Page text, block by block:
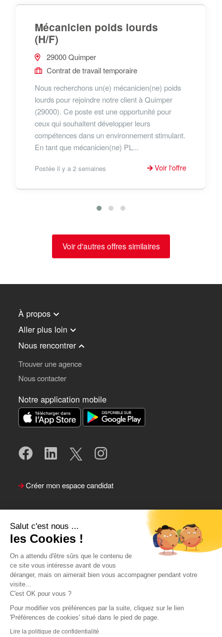
Salut c'est nous ...
les Cookies !
On a attendu d'être sûrs que le contenu de
ce site vous intéresse avant de vous
déranger, mais on aimerait bien vous accompagner pendant votre
visite...
C'est OK pour vous ?
Pour modifier vos préférences par la suite, cliquez sur le lien
'Préférences de cookies' situé dans le pied de page.
Lire la politique de confidentialité
Mécanicien poids lourds
(H/F)
29000 Quimper
Contrat de travail temporaire
Nous recherchons un(e) mécanicien(ne) poids
lourds pour rejoindre notre client à Quimper
(29000). Ce poste est une opportunité pour
ceux qui souhaitent développer leurs
compétences dans un environnement stimulant.
En tant que mécanicien(ne) PL...
Postée il y a 2 semaines Voir l'offre
Voir d'autres offres similaires
À propos
Aller plus loin
Nous rencontrer
Trouver une agence
Nous contacter
Notre application mobile
Créer mon espace candidat